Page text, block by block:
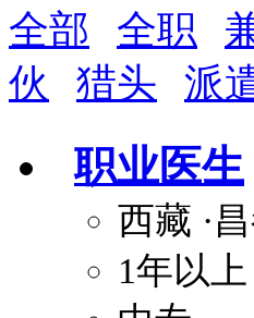
晋升与政策
8小时工作制 周末
关怀与福利
包住 包
定期团建 节日
解决户口
全部
全职
伙
猎头 派
职业医生
西藏 ·
1年以上